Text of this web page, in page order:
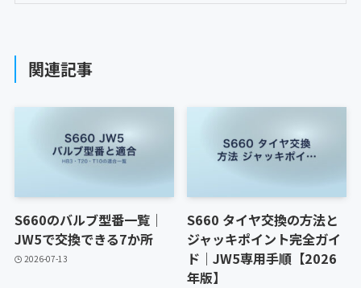
関連記事
S660のバルブ型番一覧｜
JW5で交換できる7か所
2026-07-13
S660 タイヤ交換の方法と
ジャッキポイント完全ガイ
ド｜JW5専用手順【2026
年版】